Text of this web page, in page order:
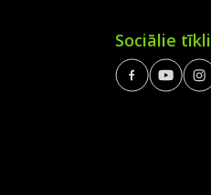
Sociālie tīkli